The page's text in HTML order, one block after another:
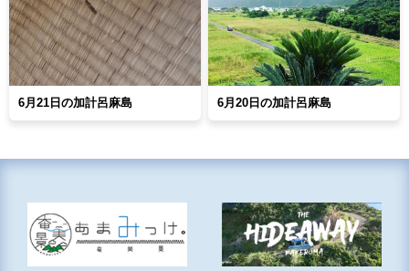
6月21日の加計呂麻島 6月20日の加計呂麻島